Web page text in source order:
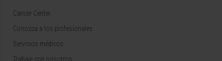
Cancer Center
Conozca a los profesionales
Servicios médicos
Trabaje con nosotros